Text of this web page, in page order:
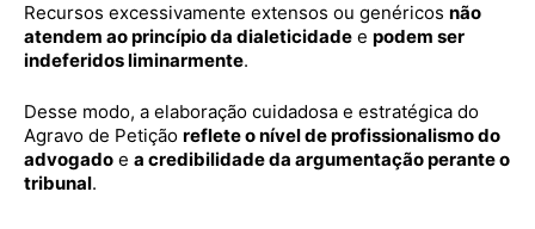
Recursos excessivamente extensos ou genéricos não
atendem ao princípio da dialeticidade e podem ser
indeferidos liminarmente.
Desse modo, a elaboração cuidadosa e estratégica do
Agravo de Petição reflete o nível de profissionalismo do
advogado e a credibilidade da argumentação perante o
tribunal.